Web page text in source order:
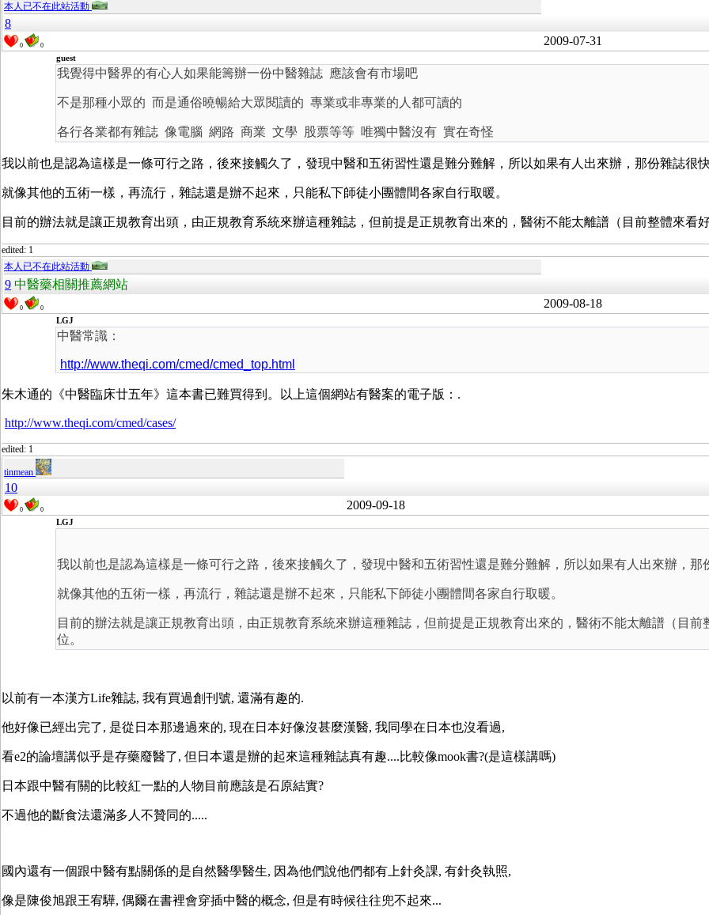
本人已不在此站活動
8
0 0 2009-07-31
guest
我覺得中醫界的有心人如果能籌辦一份中醫雜誌 應該會有市場吧
不是那種小眾的 而是通俗曉暢給大眾閱讀的 專業或非專業的人都可讀的
各行各業都有雜誌 像電腦 網路 商業 文學 股票等等 唯獨中醫沒有 實在奇怪
我以前也是認為這樣是一條可行之路，後來接觸久了，發現中醫和五術習性還是難分難解，所以如果有人出來辦，那份雜誌很
就像其他的五術一樣，再流行，雜誌還是辦不起來，只能私下師徒小團體間各家自行取暖。
目前的辦法就是讓正規教育出頭，由正規教育系統來辦這種雜誌，但前提是正規教育出來的，醫術不能太離譜（目前整體來看
edited: 1
本人已不在此站活動
9 中醫藥相關推薦網站
0 0 2009-08-18
LGJ
中醫常識：
http://www.theqi.com/cmed/cmed_top.html
朱木通的《中醫臨床廿五年》這本書已難買得到。以上這個網站有醫案的電子版：.
http://www.theqi.com/cmed/cases/
edited: 1
tinmean
10
0 0 2009-09-18
LGJ
我以前也是認為這樣是一條可行之路，後來接觸久了，發現中醫和五術習性還是難分難解，所以如果有人出來辦，那
就像其他的五術一樣，再流行，雜誌還是辦不起來，只能私下師徒小團體間各家自行取暖。
目前的辦法就是讓正規教育出頭，由正規教育系統來辦這種雜誌，但前提是正規教育出來的，醫術不能太離譜（目
位。
以前有一本漢方Life雜誌, 我有買過創刊號, 還滿有趣的.
他好像已經出完了, 是從日本那邊過來的, 現在日本好像沒甚麼漢醫, 我同學在日本也沒看過,
看e2的論壇講似乎是存藥廢醫了, 但日本還是辦的起來這種雜誌真有趣....比較像mook書?(是這樣講嗎)
日本跟中醫有關的比較紅一點的人物目前應該是石原結實?
不過他的斷食法還滿多人不贊同的.....
國內還有一個跟中醫有點關係的是自然醫學醫生, 因為他們說他們都有上針灸課, 有針灸執照,
像是陳俊旭跟王宥驊, 偶爾在書裡會穿插中醫的概念, 但是有時候往往兜不起來...